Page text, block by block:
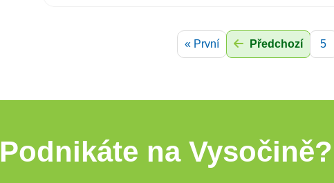
« První Předchozí 5
Podnikáte na Vysočině?